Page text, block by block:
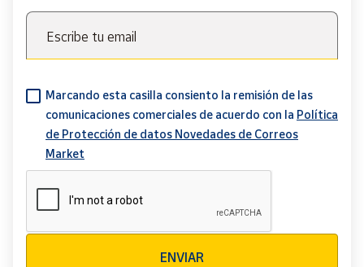
Escribe tu email
Marcando esta casilla consiento la remisión de las
comunicaciones comerciales de acuerdo con la Política
de Protección de datos Novedades de Correos
Market
ENVIAR